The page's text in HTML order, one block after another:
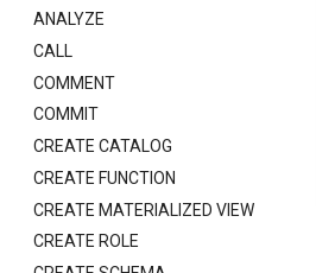
ANALYZE
CALL
COMMENT
COMMIT
CREATE CATALOG
CREATE FUNCTION
CREATE MATERIALIZED VIEW
CREATE ROLE